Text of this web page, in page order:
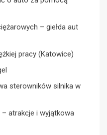
– giełda aut
pracy (Katowice)
sterowników silnika w
atrakcje i wyjątkowa